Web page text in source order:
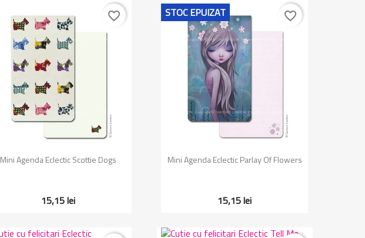
Vizualizare rapida
Mini Agenda Eclectic Scottie Dogs
15,15 lei
favorite_border
Vizualizare rapida
Mini Agenda Eclectic Parlay Of Flowers
15,15 lei
STOC EPUIZAT favorite_border